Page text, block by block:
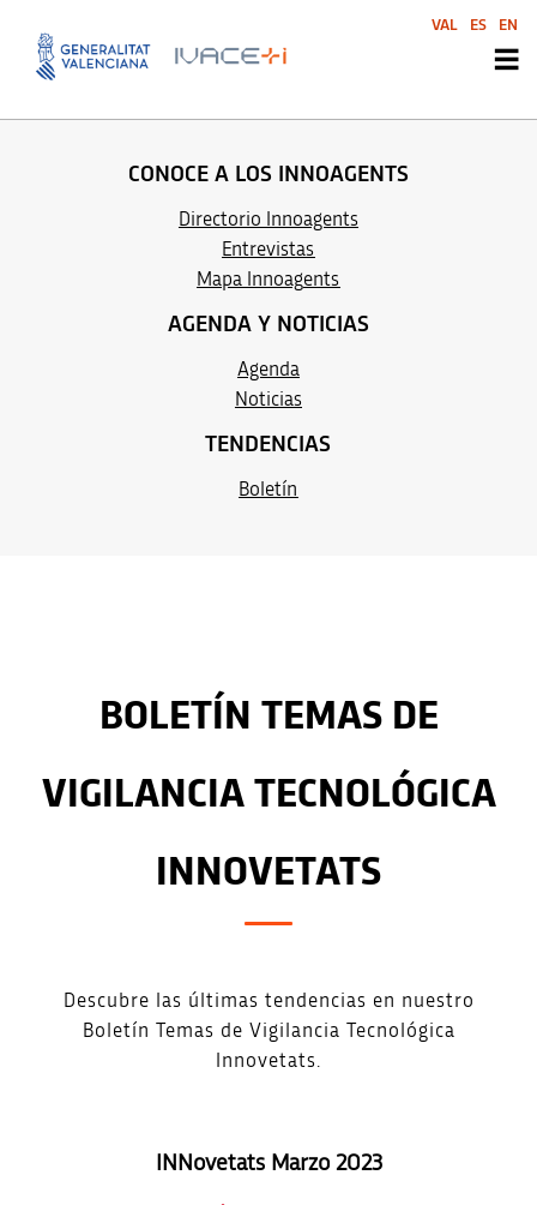
CONOCE A LOS INNOAGENTS
Directorio Innoagents
Entrevistas
Mapa Innoagents
AGENDA Y NOTICIAS
Agenda
Noticias
TENDENCIAS
Boletín
BOLETÍN TEMAS DE
VIGILANCIA TECNOLÓGICA
INNOVETATS
Descubre las últimas tendencias en nuestro
Boletín Temas de Vigilancia Tecnológica
Innovetats.
INNovetats Marzo 2023
VAL ES EN